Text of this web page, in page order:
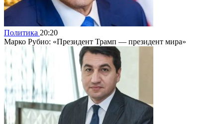
Политика 20:20
Марко Рубио: «Президент Трамп — президент мира»